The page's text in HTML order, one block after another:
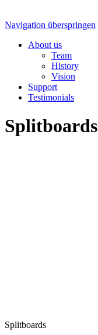
Navigation überspringen
About us
Team
History
Vision
Support
Testimonials
Splitboards
Splitboards